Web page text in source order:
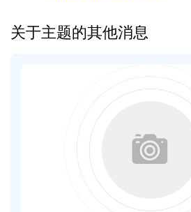
关于主题的其他消息